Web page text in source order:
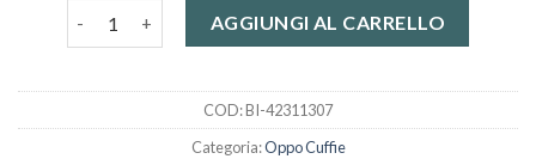
oppo cuffie quantitàAGGIUNGI AL CARRELLO
COD:BI-42311307
Categoria:Oppo Cuffie